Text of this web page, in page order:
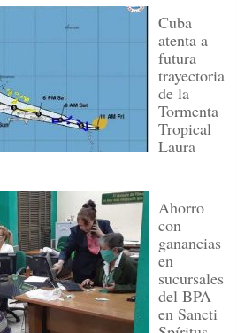
Cuba
atenta a
futura
trayectoria
de la
Tormenta
Tropical
Laura
Ahorro
con
ganancias
en
sucursales
del BPA
en Sancti